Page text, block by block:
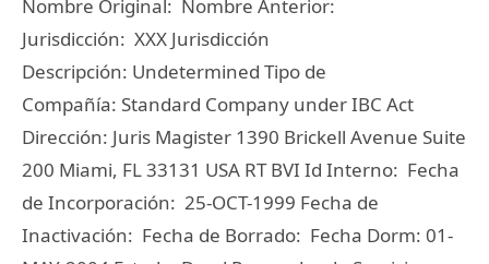
Nombre Original: Nombre Anterior:
Jurisdicción: XXX Jurisdicción
Descripción: Undetermined Tipo de
Compañía: Standard Company under IBC Act
Dirección: Juris Magister 1390 Brickell Avenue Suite
200 Miami, FL 33131 USA RT BVI Id Interno: Fecha
de Incorporación: 25-OCT-1999 Fecha de
Inactivación: Fecha de Borrado: Fecha Dorm: 01-